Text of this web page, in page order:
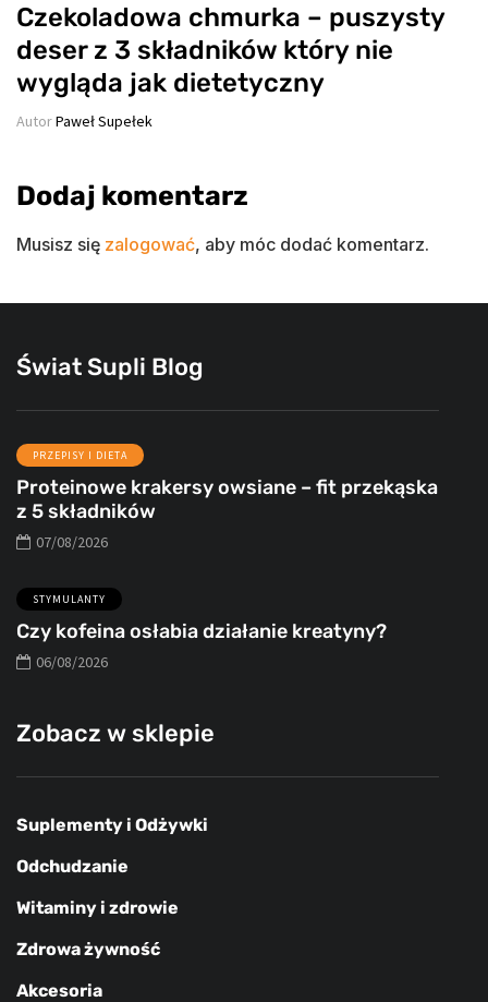
Czekoladowa chmurka – puszysty
deser z 3 składników który nie
wygląda jak dietetyczny
AutorPaweł Supełek
Dodaj komentarz
Musisz się zalogować, aby móc dodać komentarz.
Świat Supli Blog
PRZEPISY I DIETA
Proteinowe krakersy owsiane – fit przekąska
z 5 składników
07/08/2026
STYMULANTY
Czy kofeina osłabia działanie kreatyny?
06/08/2026
Zobacz w sklepie
Suplementy i Odżywki
Odchudzanie
Witaminy i zdrowie
Zdrowa żywność
Akcesoria